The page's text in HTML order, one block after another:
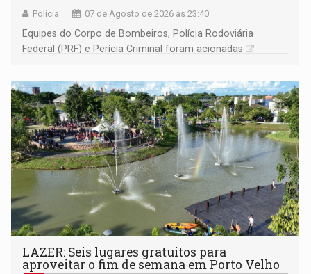
Polícia 07 de Agosto de 2026 às 23:40
Equipes do Corpo de Bombeiros, Polícia Rodoviária
Federal (PRF) e Perícia Criminal foram acionadas
LAZER: Seis lugares gratuitos para
aproveitar o fim de semana em Porto Velho